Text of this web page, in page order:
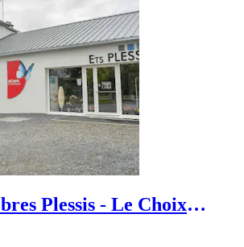
Plessis - Le Choix